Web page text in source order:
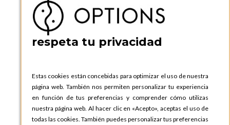
08130 Santa Perpetua de Moguda, Barcelona
ESPAñA
Teléfono:
+34 935 724 041
OPTIONS BARCELONA SHOWROOM
ESPAñA
Teléfono:+34 935 724 041
OPTIONS MADRID
C. Lucio Emilio Cándido, 6,
respeta tu privacidad
Estas cookies están concebidas para optimizar el uso de nuestra
página web. También nos permiten personalizar tu experiencia
en función de tus preferencias y comprender cómo utilizas
nuestra página web. Al hacer clic en «Acepto», aceptas el uso de
todas las cookies. También puedes personalizar tus preferencias